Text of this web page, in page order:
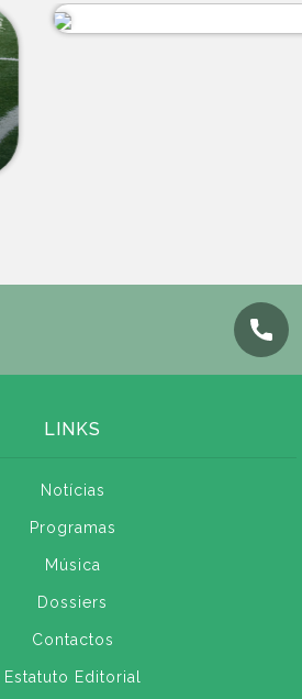
LINKS
Notícias
Programas
Música
Dossiers
Contactos
Estatuto Editorial